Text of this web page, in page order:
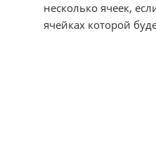
несколько ячеек,
ячейках которой